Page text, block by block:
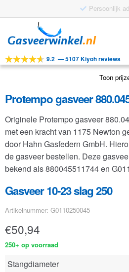
Persoonlijk
door
navigatie
naar
inhoud
Tools
Toepassingen
Klantenservice
FAQ
9.2 —5107 Kiyoh reviews
Toon
Protempo gasveer
Originele Protempo gasveer
met een kracht van 1175 Newton
door Hahn Gasfedern GmbH.
de gasveer bestellen. Deze
bekend als 880045511744 en
Gasveer 10-23 slag 250
Artikelnummer: G0110250045
€50,94
250+ op voorraad
Stangdiameter